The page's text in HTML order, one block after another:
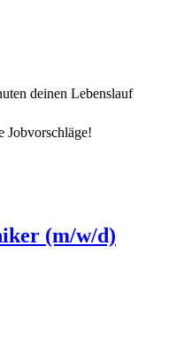
deinen Lebenslauf
Jobvorschläge!
(m/w/d)